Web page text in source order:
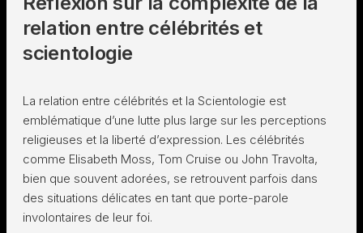
relation entre célébrités et
scientologie
La relation entre célébrités et la Scientologie est
emblématique d’une lutte plus large sur les perceptions
religieuses et la liberté d’expression. Les célébrités
comme Elisabeth Moss, Tom Cruise ou John Travolta,
bien que souvent adorées, se retrouvent parfois dans
des situations délicates en tant que porte-parole
involontaires de leur foi.